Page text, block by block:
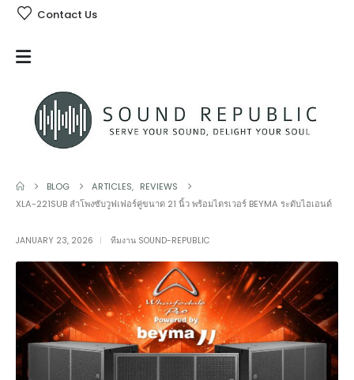
Contact Us
BLOG ARTICLES, REVIEWS
XLA-221SUB ลำโพงซับวูฟเฟอร์คู่ขนาด 21 นิ้ว พร้อมไดรเวอร์ BEYMA ระดับไฮเอนด์
JANUARY 23, 2026 ทีมงาน SOUND-REPUBLIC